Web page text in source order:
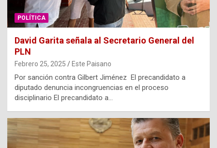
POLÍTICA
David Garita señala al Secretario General del
PLN
Febrero 25, 2025 Este Paisano
Por sanción contra Gilbert Jiménez El precandidato a
diputado denuncia incongruencias en el proceso
disciplinario El precandidato a…